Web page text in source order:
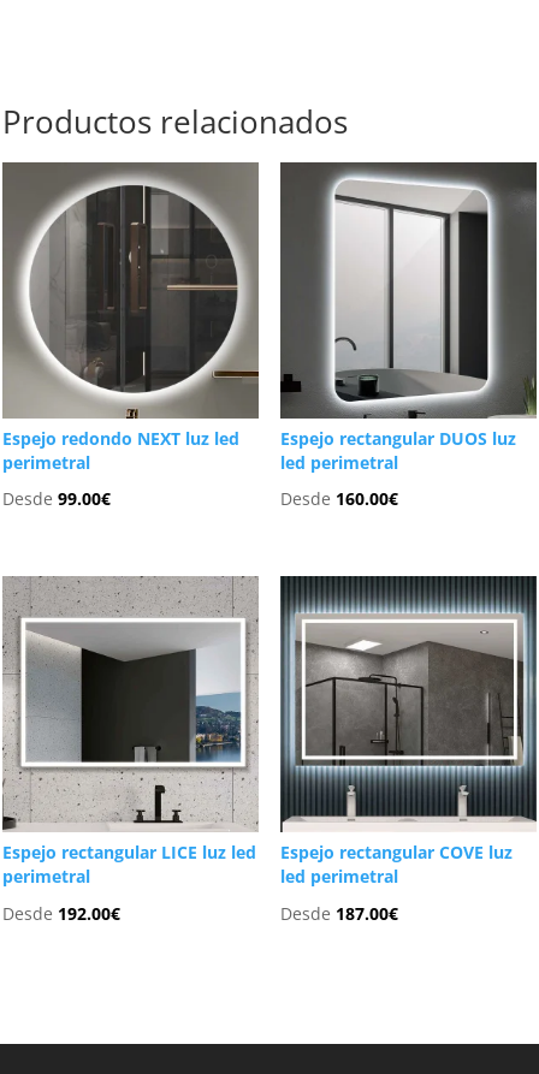
Productos relacionados
Espejo redondo NEXT luz led
perimetral
Desde99.00€
Espejo rectangular DUOS luz
led perimetral
Desde 160.00€
Espejo rectangular LICE luz led
perimetral
Desde 192.00€
Espejo rectangular COVE luz
led perimetral
Desde 187.00€